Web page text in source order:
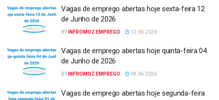
Vagas de emprego abertas hoje sexta-feira 12
de Junho de 2026
BY INFROMOZ EMPREGO 12.06.2026
Vagas de emprego abertas hoje quinta-feira 04
de Junho de 2026
BY INFROMOZ EMPREGO 04.06.2026
Vagas de emprego abertas hoje segunda-feira